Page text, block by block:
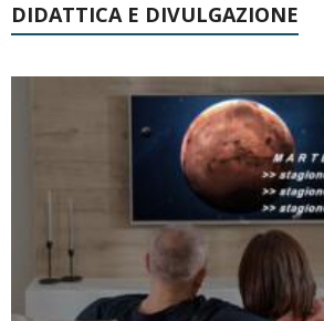
DIDATTICA E DIVULGAZIONE